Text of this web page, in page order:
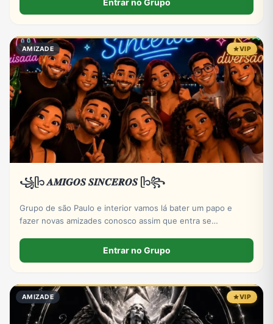
Entrar no Grupo
AMIZADE VIP
꧁ᥫ᭡ 𝑨𝑴𝑰𝑮𝑶𝑺 𝑺𝑰𝑵𝑪𝑬𝑹𝑶𝑺 ᥫ᭡꧂
Grupo de são Paulo e interior vamos lá bater um papo e
fazer novas amizades conosco assim que entra se
Entrar no Grupo
AMIZADE VIP